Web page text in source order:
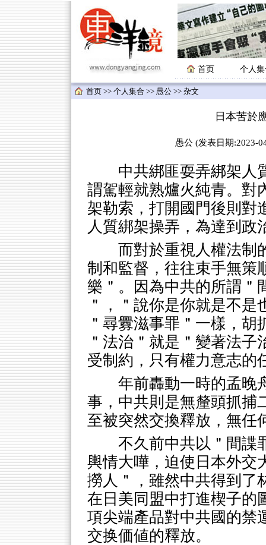
首页 个人
首页 >> 个人集合 >> 愚公 >> 杂文
日本苦於
愚公 (发表日期:2023-
中共綁匪耍弄綁架人
謂駕輕就熟爐火純青。對
架勒索，打開國門後則對
人質綁架操弄，為達到政
而對於重視人權法制
制和監督，往往束手無策
樂＂。因為中共的所謂＂
＂，＂說你是你就是不
＂尋釁滋事罪＂一樣，
＂法治＂就是＂變著法
受制約，只有權力意志的
年前轟動一時的孟晚
事，中共則是無釐頭抓捕
至被突然交換釋放，無任
不久前中共以＂間諜
輿情大嘩，迫使日本外交
撈人＂，雖然中共得到了
在日美同盟中打進楔子的
項尖端產品對中共國的禁
交换価値的釋放。